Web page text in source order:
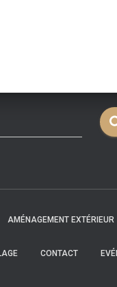
AMÉNAGEMENT EXTÉRIEUR
CONTACT